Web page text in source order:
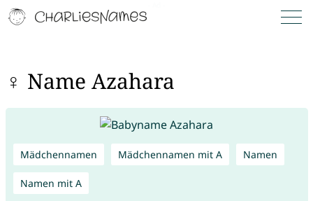
♀ Name Azahara
Mädchennamen Mädchennamen mit A Namen
Namen mit A